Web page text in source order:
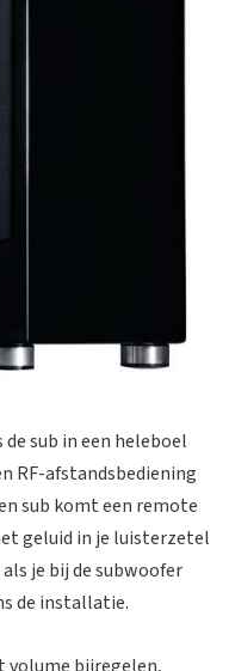
de sub in een heleboel
RF-afstandsbediening
sub komt een remote
geluid in je luisterzetel
je bij de subwoofer
de installatie.